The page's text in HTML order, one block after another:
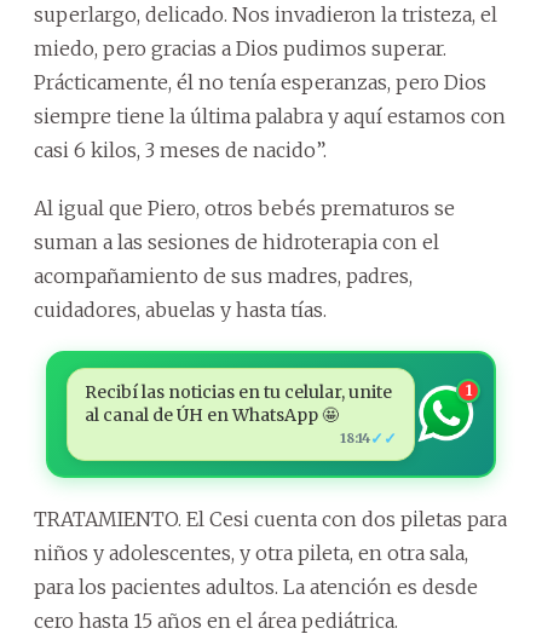
superlargo, delicado. Nos invadieron la tristeza, el
miedo, pero gracias a Dios pudimos superar.
Prácticamente, él no tenía esperanzas, pero Dios
siempre tiene la última palabra y aquí estamos con
casi 6 kilos, 3 meses de nacido”.
Al igual que Piero, otros bebés prematuros se
suman a las sesiones de hidroterapia con el
acompañamiento de sus madres, padres,
cuidadores, abuelas y hasta tías.
Recibí las noticias en tu celular, unite
al canal de ÚH en WhatsApp 🤩
18:14✓✓
1
TRATAMIENTO. El Cesi cuenta con dos piletas para
niños y adolescentes, y otra pileta, en otra sala,
para los pacientes adultos. La atención es desde
cero hasta 15 años en el área pediátrica.